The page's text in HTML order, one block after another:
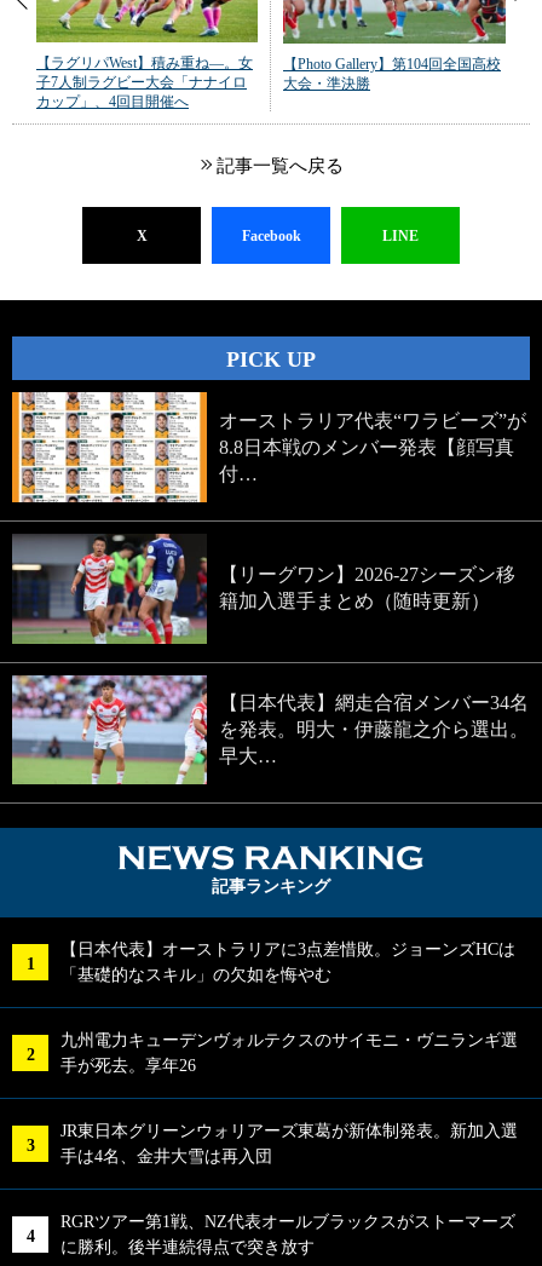
【ラグリパWest】積み重ね―。女
子7人制ラグビー大会「ナナイロ
カップ」、4回目開催へ
【Photo Gallery】第104回全国高校
大会・準決勝
記事一覧へ戻る
X Facebook LINE
PICK UP
オーストラリア代表“ワラビーズ”が
8.8日本戦のメンバー発表【顔写真
付…
【リーグワン】2026-27シーズン移
籍加入選手まとめ（随時更新）
【日本代表】網走合宿メンバー34名
を発表。明大・伊藤龍之介ら選出。
早大…
記事ランキング
【日本代表】オーストラリアに3点差惜敗。ジョーンズHCは
「基礎的なスキル」の欠如を悔やむ
九州電力キューデンヴォルテクスのサイモニ・ヴニランギ選
手が死去。享年26
JR東日本グリーンウォリアーズ東葛が新体制発表。新加入選
手は4名、金井大雪は再入団
RGRツアー第1戦、NZ代表オールブラックスがストーマーズ
に勝利。後半連続得点で突き放す